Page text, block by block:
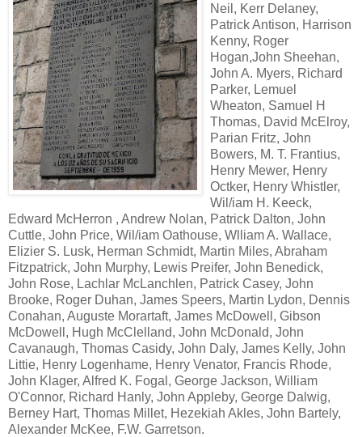
Neil, Kerr Delaney,
Patrick Antison, Harrison
Kenny, Roger
Hogan,John Sheehan,
John A. Myers, Richard
Parker, Lemuel
Wheaton, Samuel H
Thomas, David McElroy,
Parian Fritz, John
Bowers, M. T. Frantius,
Henry Mewer, Henry
Octker, Henry Whistler,
Wil/iam H. Keeck,
Edward McHerron , Andrew Nolan, Patrick Dalton, John
Cuttle, John Price, Wil/iam Oathouse, Wlliam A. Wallace,
Elizier S. Lusk, Herman Schmidt, Martin Miles, Abraham
Fitzpatrick, John Murphy, Lewis Preifer, John Benedick,
John Rose, Lachlar McLanchlen, Patrick Casey, John
Brooke, Roger Duhan, James Speers, Martin Lydon, Dennis
Conahan, Auguste Morartaft, James McDowell, Gibson
McDowell, Hugh McClelland, John McDonald, John
Cavanaugh, Thomas Casidy, John Daly, James Kelly, John
Littie, Henry Logenhame, Henry Venator, Francis Rhode,
John Klager, Alfred K. Fogal, George Jackson, William
O'Connor, Richard Hanly, John Appleby, George Dalwig,
Berney Hart, Thomas Millet, Hezekiah Akles, John Bartely,
Alexander McKee, F.W. Garretson.